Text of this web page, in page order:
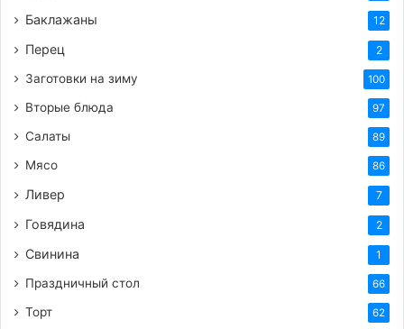
Баклажаны 12
Перец 2
Заготовки на зиму 100
Вторые блюда 97
Салаты 89
Мясо 86
Ливер 7
Говядина 2
Свинина 1
Праздничный стол 66
Торт 62